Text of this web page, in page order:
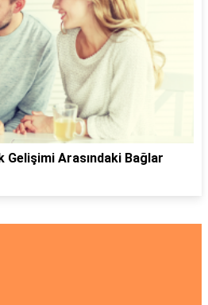
Gelişimi Arasındaki Bağlar